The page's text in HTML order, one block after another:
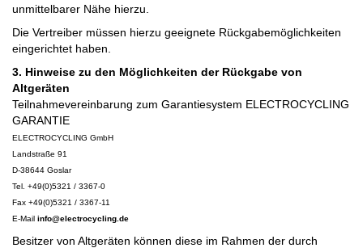
unmittelbarer Nähe hierzu.
Die Vertreiber müssen hierzu geeignete Rückgabemöglichkeiten
eingerichtet haben.
3. Hinweise zu den Möglichkeiten der Rückgabe von
Altgeräten
Teilnahmevereinbarung zum Garantiesystem ELECTROCYCLING
GARANTIE
ELECTROCYCLING GmbH
Landstraße 91
D-38644 Goslar
Tel. +49(0)5321 / 3367-0
Fax +49(0)5321 / 3367-11
E-Mail info@electrocycling.de
Besitzer von Altgeräten können diese im Rahmen der durch